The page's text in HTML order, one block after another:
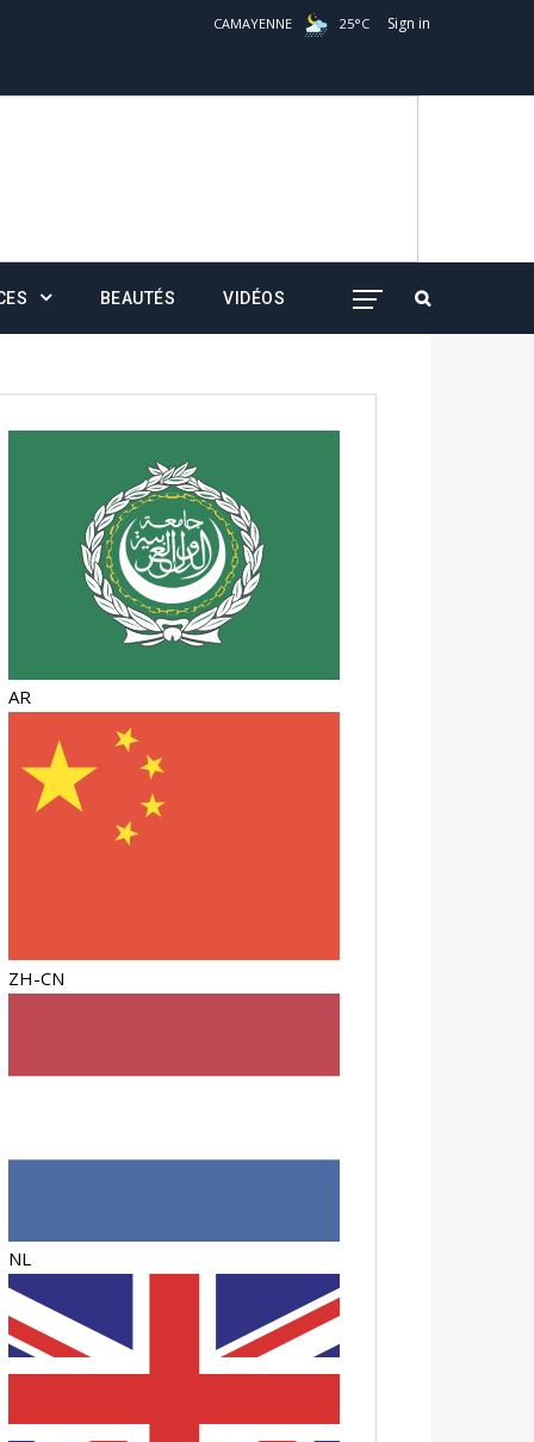
CAMAYENNE 25°C Sign in
BEAUTÉS VIDÉOS
AR
ZH-CN
NL